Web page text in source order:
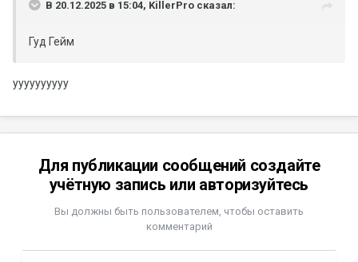
В 20.12.2025 в 15:04, KillerPro сказал:
Гуд Гейм
уууууууууу
Для публикации сообщений создайте
учётную запись или авторизуйтесь
Вы должны быть пользователем, чтобы оставить
комментарий